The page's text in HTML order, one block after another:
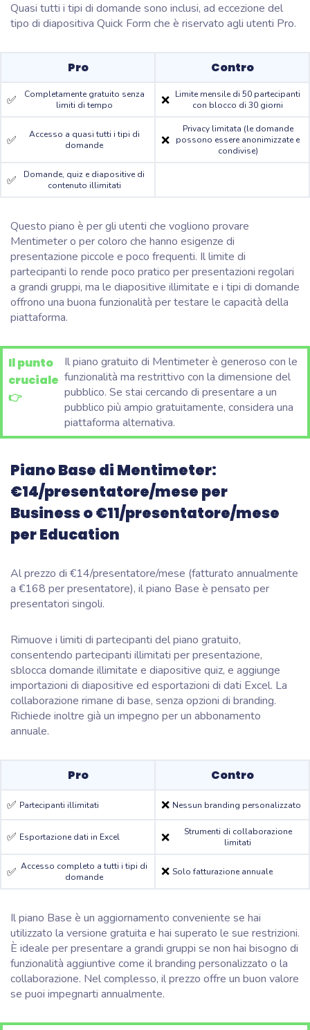
Quasi tutti i tipi di domande sono inclusi, ad eccezione del
tipo di diapositiva Quick Form che è riservato agli utenti Pro.
Pro Contro
✅
Completamente gratuito senza
limiti di tempo
❌ Limite mensile di 50 partecipanti
con blocco di 30 giorni
✅
Accesso a quasi tutti i tipi di
domande
❌
Privacy limitata (le domande
possono essere anonimizzate e
condivise)
✅
Domande, quiz e diapositive di
contenuto illimitati
Questo piano è per gli utenti che vogliono provare
Mentimeter o per coloro che hanno esigenze di
presentazione piccole e poco frequenti. Il limite di
partecipanti lo rende poco pratico per presentazioni regolari
a grandi gruppi, ma le diapositive illimitate e i tipi di domande
offrono una buona funzionalità per testare le capacità della
piattaforma.
Il punto
cruciale
👉
Il piano gratuito di Mentimeter è generoso con le
funzionalità ma restrittivo con la dimensione del
pubblico. Se stai cercando di presentare a un
pubblico più ampio gratuitamente, considera una
piattaforma alternativa.
Piano Base di Mentimeter:
€14/presentatore/mese per
Business o €11/presentatore/mese
per Education
Al prezzo di €14/presentatore/mese (fatturato annualmente
a €168 per presentatore), il piano Base è pensato per
presentatori singoli.
Rimuove i limiti di partecipanti del piano gratuito,
consentendo partecipanti illimitati per presentazione,
sblocca domande illimitate e diapositive quiz, e aggiunge
importazioni di diapositive ed esportazioni di dati Excel. La
collaborazione rimane di base, senza opzioni di branding.
Richiede inoltre già un impegno per un abbonamento
annuale.
Pro
Contro
✅ Partecipanti illimitati ❌ Nessun branding personalizzato
✅ Esportazione dati in Excel ❌
Strumenti di collaborazione
limitati
✅ Accesso completo a tutti i tipi di
domande
❌ Solo fatturazione annuale
Il piano Base è un aggiornamento conveniente se hai
utilizzato la versione gratuita e hai superato le sue restrizioni.
È ideale per presentare a grandi gruppi se non hai bisogno di
funzionalità aggiuntive come il branding personalizzato o la
collaborazione. Nel complesso, il prezzo offre un buon valore
se puoi impegnarti annualmente.